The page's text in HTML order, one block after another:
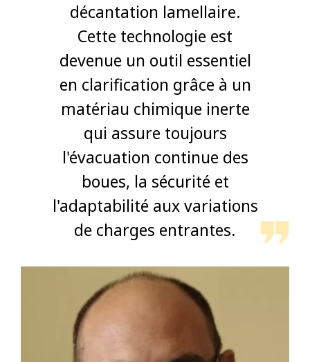
décantation lamellaire.
Cette technologie est
devenue un outil essentiel
en clarification grâce à un
matériau chimique inerte
qui assure toujours
l'évacuation continue des
boues, la sécurité et
l'adaptabilité aux variations
de charges entrantes.